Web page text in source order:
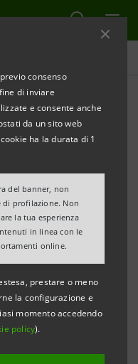
consenso
di inviare
e consente anche
da un sito web
ha la durata di 1
del banner, non
di profilazione. Non
la tua esperienza
in linea con le
online.
prestare o meno
la configurazione e
momento accedendo
policy).
mostra
di Napoli